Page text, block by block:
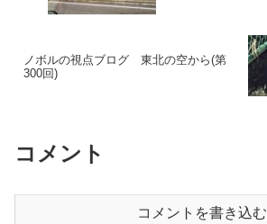
ノボルの視点ブログ 東北の空から(第
300回)
コメント
コメントを書き込む